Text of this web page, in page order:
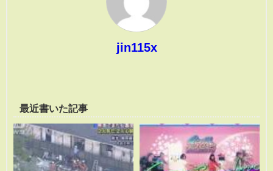
jin115x
最近書いた記事